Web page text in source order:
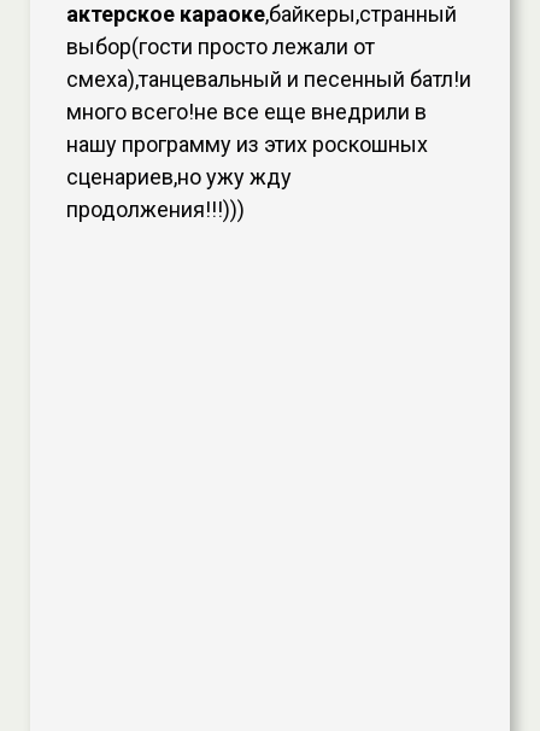
актерское караоке,байкеры,странный
выбор(гости просто лежали от
смеха),танцевальный и песенный батл!и
много всего!не все еще внедрили в
нашу программу из этих роскошных
сценариев,но ужу жду
продолжения!!!)))